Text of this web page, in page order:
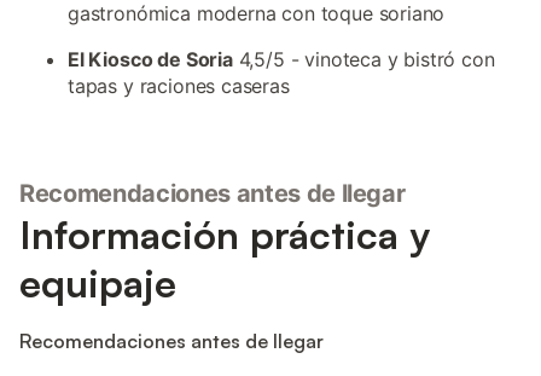
gastronómica moderna con toque soriano
El Kiosco de Soria4,5/5 - vinoteca y bistró con
tapas y raciones caseras
Recomendaciones antes de llegar
Información práctica y
equipaje
Recomendaciones antes de llegar